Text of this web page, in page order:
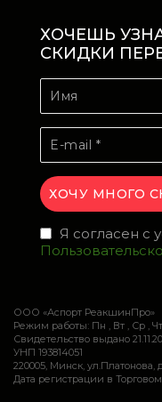
ХОЧЕШЬ
СКИДКИ
Я согласен с
ООО «Аспорт РеакшинПро»
Режим работы: Пн , Вт , Ср , Чт
Свидетельство выдано
УНП 193814051
220005, Минск, ул.Платонова,
Дата регистрации в Торговом